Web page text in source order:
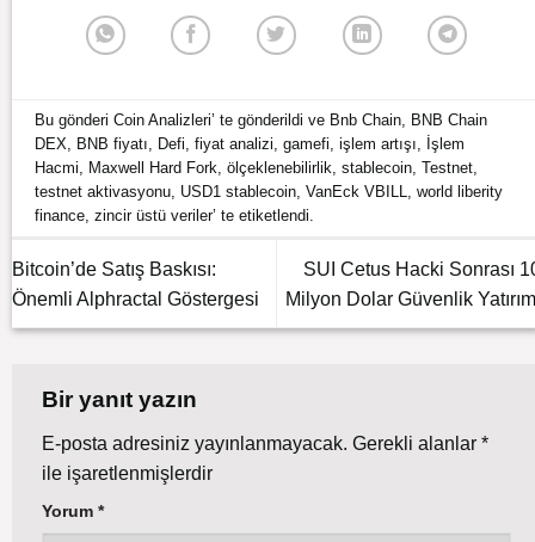
Bu gönderiCoin Analizleri’ te gönderildi ve Bnb Chain BNB Chain
DEX
BNB fiyatı Defi ,fiyat analizi ,gamefi ,işlem artışı
İşlem
Hacmi
Maxwell Hard Fork ,ölçeklenebilirlik ,stablecoin ,Testnet
testnet aktivasyonu USD1 stablecoin ,VanEck VBILL ,world liberity
finance ,zincir üstü veriler’ te etiketlendi.
Bitcoin’de Satış Baskısı:
Önemli Alphractal Göstergesi
SUI Cetus Hacki Sonrası
Milyon Dolar Güvenlik
Bir yanıt yazın
E-posta adresiniz yayınlanmayacak. Gerekli alanlar *
ile işaretlenmişlerdir
Yorum *